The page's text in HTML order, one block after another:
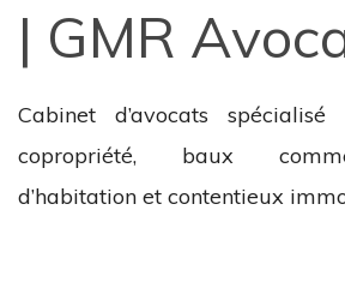
| GMR
Cabinet d’avocats
copropriété, baux
d’habitation et contentieux